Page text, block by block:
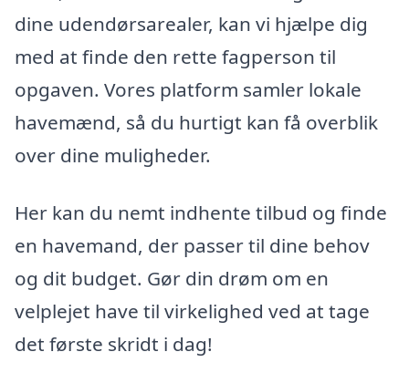
dine udendørsarealer, kan vi hjælpe dig
med at finde den rette fagperson til
opgaven. Vores platform samler lokale
havemænd, så du hurtigt kan få overblik
over dine muligheder.
Her kan du nemt indhente tilbud og finde
en havemand, der passer til dine behov
og dit budget. Gør din drøm om en
velplejet have til virkelighed ved at tage
det første skridt i dag!